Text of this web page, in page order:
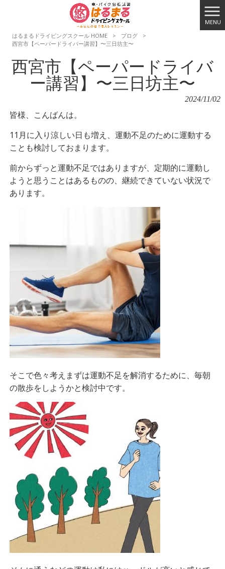
MENU
はるまるドライビングスクール HOME
> ブログ
>
西宮市【ペーパードライバー講習】〜三日坊主〜
西宮市【ペーパードライバ
ー講習】〜三日坊主〜
2024/11/02
皆様、こんばんは。
11月に入り涼しい日も増え、運動不足のために運動する
ことも検討しておまります。
前からずっと運動不足ではありますが、定期的に運動し
ようと思うことはあるものの、継続できていない状況で
あります。
そこで色々考えまずは運動不足を解消するために、毎朝
の散歩をしようかと検討中です。